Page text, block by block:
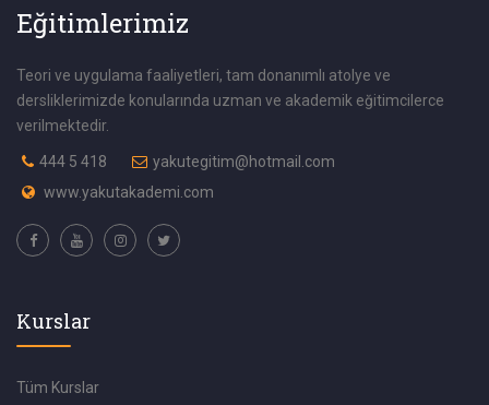
Eğitimlerimiz
Teori ve uygulama faaliyetleri, tam donanımlı atolye ve
dersliklerimizde konularında uzman ve akademik eğitimcilerce
verilmektedir.
444 5 418
yakutegitim@hotmail.com
www.yakutakademi.com
Kurslar
Tüm Kurslar